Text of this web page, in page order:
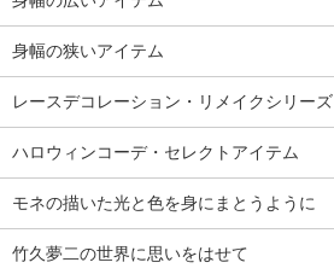
身幅の狭いアイテム
レースデコレーション・リメイクシリーズ
ハロウィンコーデ・セレクトアイテム
モネの描いた光と色を身にまとうように
竹久夢二の世界に思いをはせて